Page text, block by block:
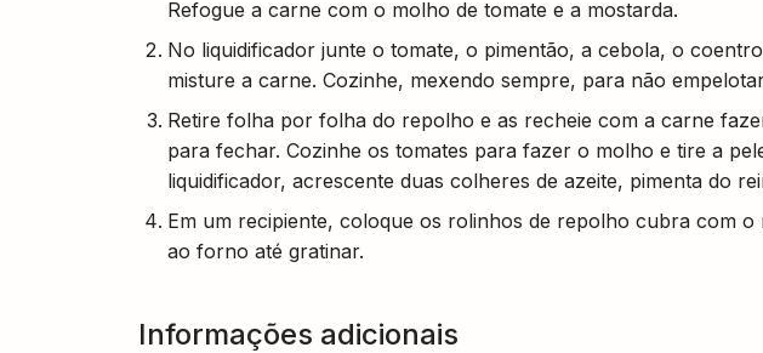
Refogue a carne com o molho de tomate e a mostarda.
No liquidificador junte o tomate, o pimentão, a cebola, o
misture a carne. Cozinhe, mexendo sempre, para não
Retire folha por folha do repolho e as recheie com a carne
para fechar. Cozinhe os tomates para fazer o molho e tire a
liquidificador, acrescente duas colheres de azeite, pimenta do
Em um recipiente, coloque os rolinhos de repolho cubra com
ao forno até gratinar.
Informações adicionais